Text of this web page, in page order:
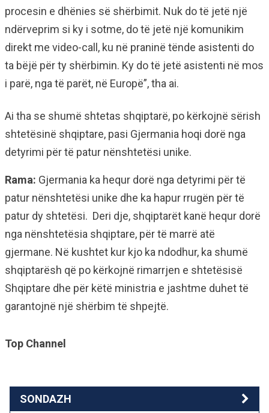
procesin e dhënies së shërbimit. Nuk do të jetë një
ndërveprim si ky i sotme, do të jetë një komunikim
direkt me video-call, ku në praninë tënde asistenti do
ta bëjë për ty shërbimin. Ky do të jetë asistenti në mos
i parë, nga të parët, në Europë”, tha ai.
Ai tha se shumë shtetas shqiptarë, po kërkojnë sërish
shtetësinë shqiptare, pasi Gjermania hoqi dorë nga
detyrimi për të patur nënshtetësi unike.
Rama: Gjermania ka hequr dorë nga detyrimi për të
patur nënshtetësi unike dhe ka hapur rrugën për të
patur dy shtetësi. Deri dje, shqiptarët kanë hequr dorë
nga nënshtetësia shqiptare, për të marrë atë
gjermane. Në kushtet kur kjo ka ndodhur, ka shumë
shqiptarësh që po kërkojnë rimarrjen e shtetësisë
Shqiptare dhe për këtë ministria e jashtme duhet të
garantojnë një shërbim të shpejtë.
Top Channel
SONDAZH